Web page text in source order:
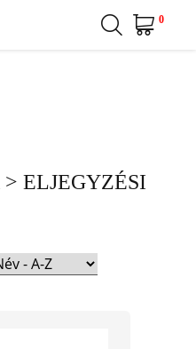
0
> ELJEGYZÉSI